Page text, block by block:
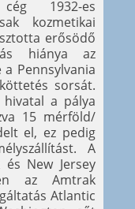
1932-es
kozmetikai
erősödő
hiánya az
Pennsylvania
sorsát.
hivatal a pálya
15 mérföld/
el, ez pedig
A
New Jersey
az Amtrak
Atlantic